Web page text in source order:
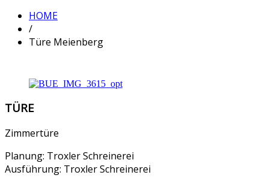
HOME
/
Türe Meienberg
TÜRE
Zimmertüre
Planung: Troxler Schreinerei
Ausführung: Troxler Schreinerei